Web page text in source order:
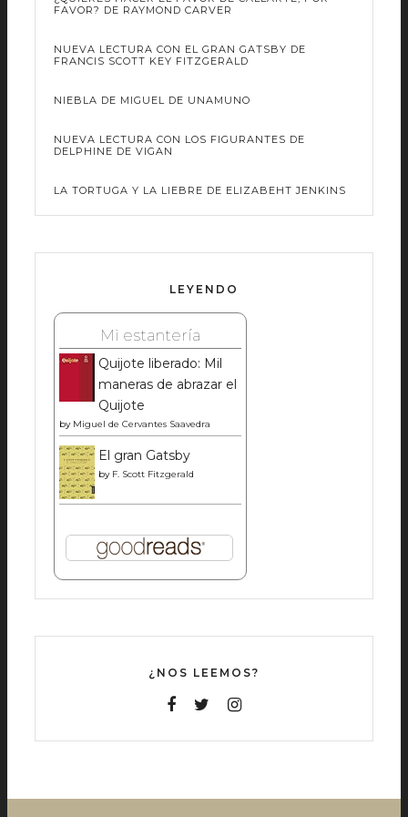
FAVOR? DE RAYMOND CARVER
NUEVA LECTURA CON EL GRAN GATSBY DE
FRANCIS SCOTT KEY FITZGERALD
NIEBLA DE MIGUEL DE UNAMUNO
NUEVA LECTURA CON LOS FIGURANTES DE
DELPHINE DE VIGAN
LA TORTUGA Y LA LIEBRE DE ELIZABEHT JENKINS
LEYENDO
Mi estantería
Quijote liberado: Mil
maneras de abrazar el
Quijote
by Miguel de Cervantes Saavedra
El gran Gatsby
by F. Scott Fitzgerald
¿NOS LEEMOS?